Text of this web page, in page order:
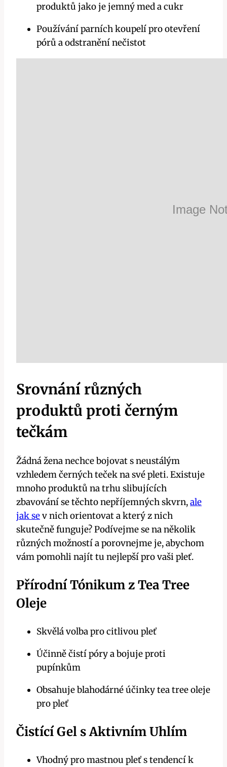
produktů jako je jemný med a cukr
Používání parních koupelí pro otevření
pórů a odstranění nečistot
Srovnání různých
produktů proti černým
tečkám
Žádná žena nechce bojovat s neustálým
vzhledem černých teček na své pleti. Existuje
mnoho produktů na trhu slibujících
zbavování se těchto nepříjemných skvrn,ale
jak sev nich orientovat a který z nich
skutečně funguje? Podívejme se na několik
různých možností a porovnejme je, abychom
vám pomohli najít tu nejlepší pro vaši pleť.
Přírodní Tónikum z Tea Tree
Oleje
Skvělá volba pro citlivou pleť
Účinně čistí póry a bojuje proti
pupínkům
Obsahuje blahodárné účinky tea tree oleje
pro pleť
Čistící Gel s Aktivním Uhlím
Vhodný pro mastnou pleť s tendencí k